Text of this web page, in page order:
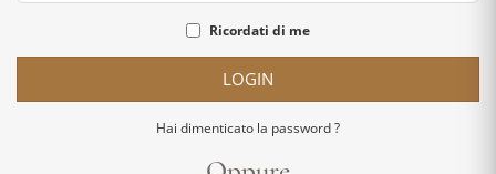
Ricordati di me
LOGIN
Hai dimenticato la password ?